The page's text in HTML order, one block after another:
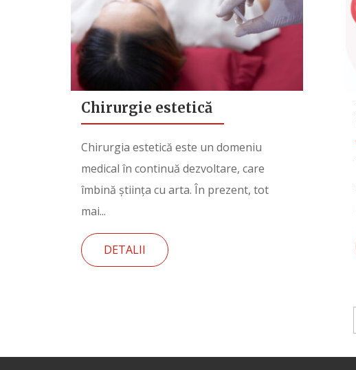
Chirurgie estetică
Chirurgia estetică este un domeniu
medical în continuă dezvoltare, care
îmbină știința cu arta. În prezent, tot
mai...
DETALII